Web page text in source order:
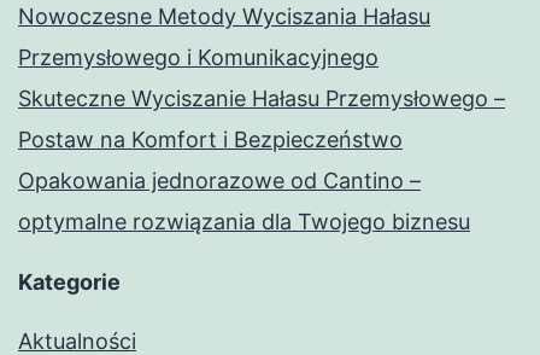
Nowoczesne Metody Wyciszania Hałasu
Przemysłowego i Komunikacyjnego
Skuteczne Wyciszanie Hałasu Przemysłowego –
Postaw na Komfort i Bezpieczeństwo
Opakowania jednorazowe od Cantino –
optymalne rozwiązania dla Twojego biznesu
Kategorie
Aktualności